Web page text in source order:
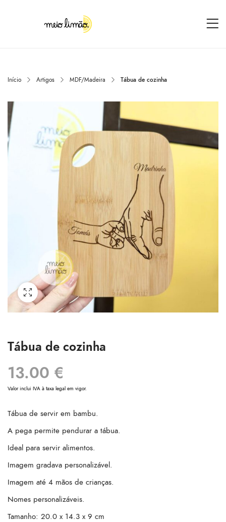
Início Artigos MDF/Madeira Tábua de cozinha
Tábua de cozinha
13.00 €
Valor inclui IVA à taxa legal em vigor.
Tábua de servir em bambu.
A pega permite pendurar a tábua.
Ideal para servir alimentos.
Imagem gradava personalizável.
Imagem até 4 mãos de crianças.
Nomes personalizáveis.
Tamanho: 20.0 x 14.3 x 9 cm